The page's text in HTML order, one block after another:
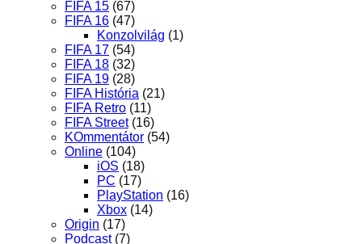
FIFA 15 (67)
FIFA 16 (47)
Konzolvilág (1)
FIFA 17 (54)
FIFA 18 (32)
FIFA 19 (28)
FIFA História (21)
FIFA Retro (11)
FIFA Street(16)
KOmmentátor (54)
Online (104)
iOS (18)
PC (17)
PlayStation (16)
Xbox (14)
Origin (17)
Podcast(7)